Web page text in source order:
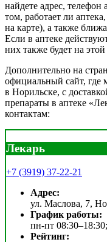
найдете адрес,
том, работает ли
на карте), а также
Если в аптеке
них также будет на
Дополнительно на
официальный сайт, где
в Норильске, с
препараты в аптеке
контактам:
Лекарь
+7 (3919) 37-22-21
Адрес:
ул. Маслова, 7,
График работы:
пн-пт
Рейтинг: